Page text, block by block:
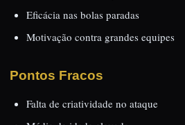
Eficácia nas bolas paradas
Motivação contra grandes equipes
Pontos Fracos
Falta de criatividade no ataque